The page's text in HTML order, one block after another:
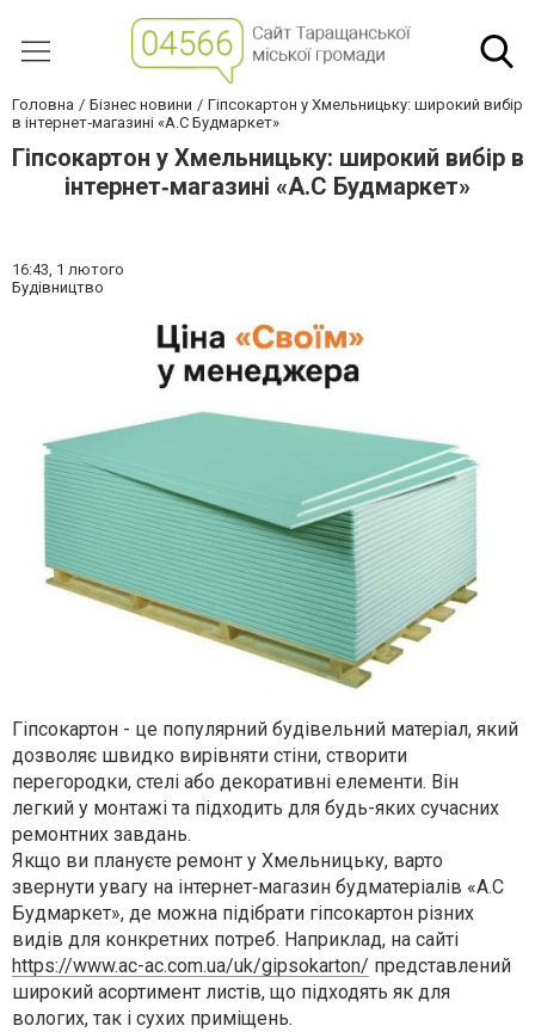
Головна Бізнес новини
Гіпсокартон у Хмельницьку: широкий вибір
в інтернет‐магазині «А.С Будмаркет»
Гіпсокартон у Хмельницьку: широкий вибір в
інтернет‐магазині «А.С Будмаркет»
16:43, 1 лютого
Будівництво
Гіпсокартон - це популярний будівельний матеріал, який
дозволяє швидко вирівняти стіни, створити
перегородки, стелі або декоративні елементи. Він
легкий у монтажі та підходить для будь-яких сучасних
ремонтних завдань.
Якщо ви плануєте ремонт у Хмельницьку, варто
звернути увагу на інтернет‐магазин будматеріалів «А.С
Будмаркет», де можна підібрати гіпсокартон різних
видів для конкретних потреб. Наприклад, на сайті
https://www.ac-ac.com.ua/uk/gipsokarton/ представлений
широкий асортимент листів, що підходять як для
вологих, так і сухих приміщень.